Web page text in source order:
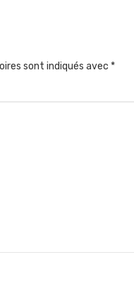
sont indiqués avec *